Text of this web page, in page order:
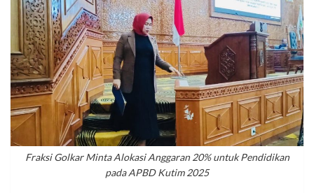
Fraksi Golkar Minta Alokasi Anggaran 20% untuk Pendidikan
pada APBD Kutim 2025